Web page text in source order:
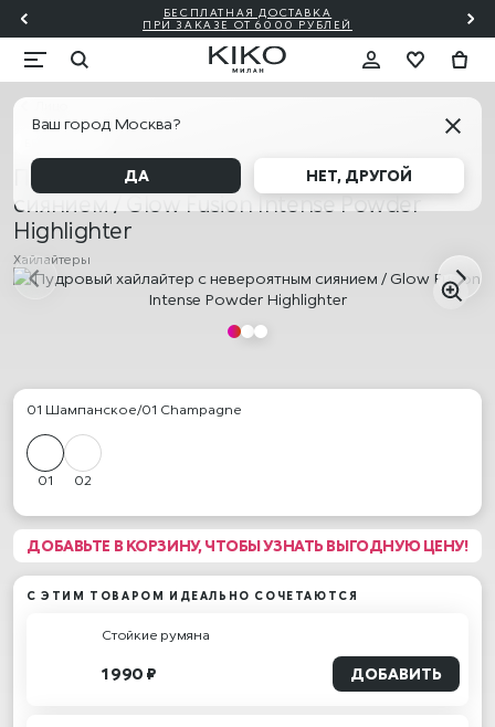
БЕСПЛАТНАЯ ДОСТАВКА
ПРИ ЗАКАЗЕ ОТ 6000 РУБЛЕЙ
Ваш город Москва?
ДА НЕТ, ДРУГОЙ
Пудровый хайлайтер с невероятным
сиянием / Glow Fusion Intense Powder
Highlighter
Хайлайтеры
01 Шампанское/01 Champagne
01 02
ДОБАВЬТЕ В КОРЗИНУ, ЧТОБЫ УЗНАТЬ ВЫГОДНУЮ ЦЕНУ!
С ЭТИМ ТОВАРОМ ИДЕАЛЬНО СОЧЕТАЮТСЯ
Стойкие румяна
1 990 ₽ ДОБАВИТЬ